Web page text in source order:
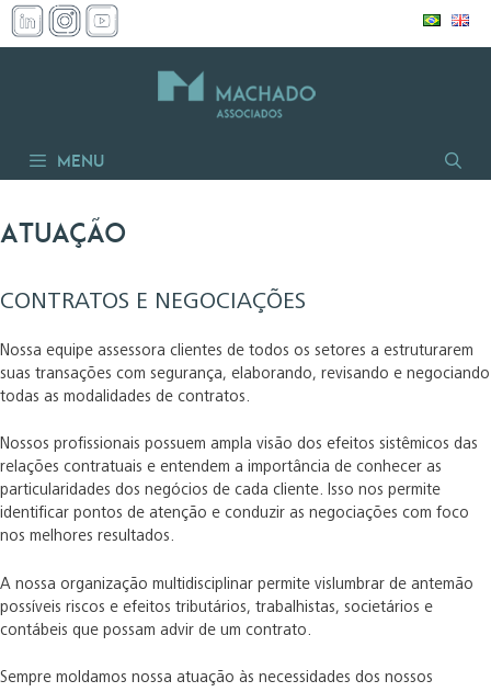
Pular
para
Menu
Atuação
CONTRATOS E NEGOCIAÇÕES
Nossa equipe assessora clientes de todos os setores a estruturarem
suas transações com segurança, elaborando, revisando e negociando
todas as modalidades de contratos.
Nossos profissionais possuem ampla visão dos efeitos sistêmicos das
relações contratuais e entendem a importância de conhecer as
particularidades dos negócios de cada cliente. Isso nos permite
identificar pontos de atenção e conduzir as negociações com foco
nos melhores resultados.
A nossa organização multidisciplinar permite vislumbrar de antemão
possíveis riscos e efeitos tributários, trabalhistas, societários e
contábeis que possam advir de um contrato.
Sempre moldamos nossa atuação às necessidades dos nossos